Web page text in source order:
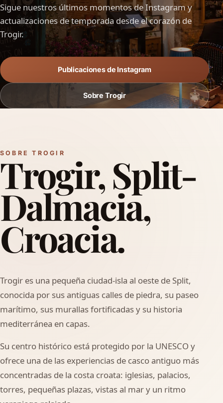
Sigue nuestros últimos momentos de Instagram y
actualizaciones de temporada desde el corazón de
Trogir.
Publicaciones de Instagram
Sobre Trogir
SOBRE TROGIR
Trogir, Split-
Dalmacia,
Croacia.
Trogir es una pequeña ciudad-isla al oeste de Split,
conocida por sus antiguas calles de piedra, su paseo
marítimo, sus murallas fortificadas y su historia
mediterránea en capas.
Su centro histórico está protegido por la UNESCO y
ofrece una de las experiencias de casco antiguo más
concentradas de la costa croata: iglesias, palacios,
torres, pequeñas plazas, vistas al mar y un ritmo